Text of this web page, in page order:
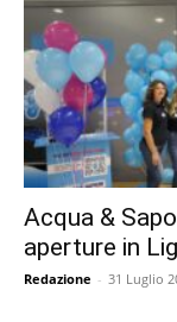
Acqua &
aperture in
Redazione - 31 Luglio